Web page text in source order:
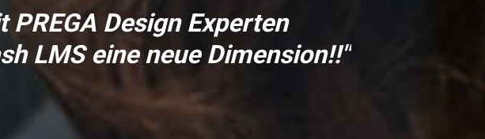
Design Experten
LMS eine neue Dimension!!"